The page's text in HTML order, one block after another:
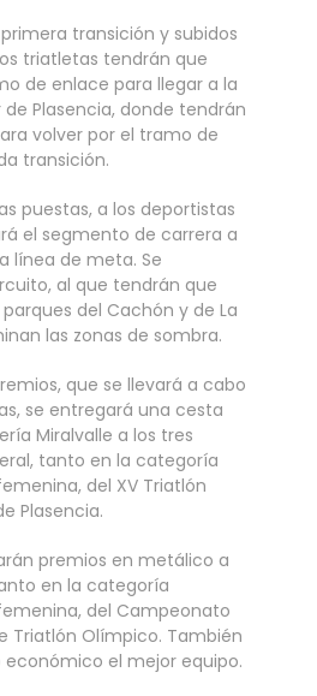
transición y subidos
triatletas tendrán que
de enlace para llegar a la
Plasencia, donde tendrán
volver por el tramo de
transición.
puestas, a los deportistas
el segmento de carrera a
línea de meta. Se
al que tendrán que
del Cachón y de La
las zonas de sombra.
que se llevará a cabo
se entregará una cesta
Miralvalle a los tres
tanto en la categoría
del XV Triatlón
Plasencia.
premios en metálico a
en la categoría
del Campeonato
Triatlón Olímpico. También
el mejor equipo.